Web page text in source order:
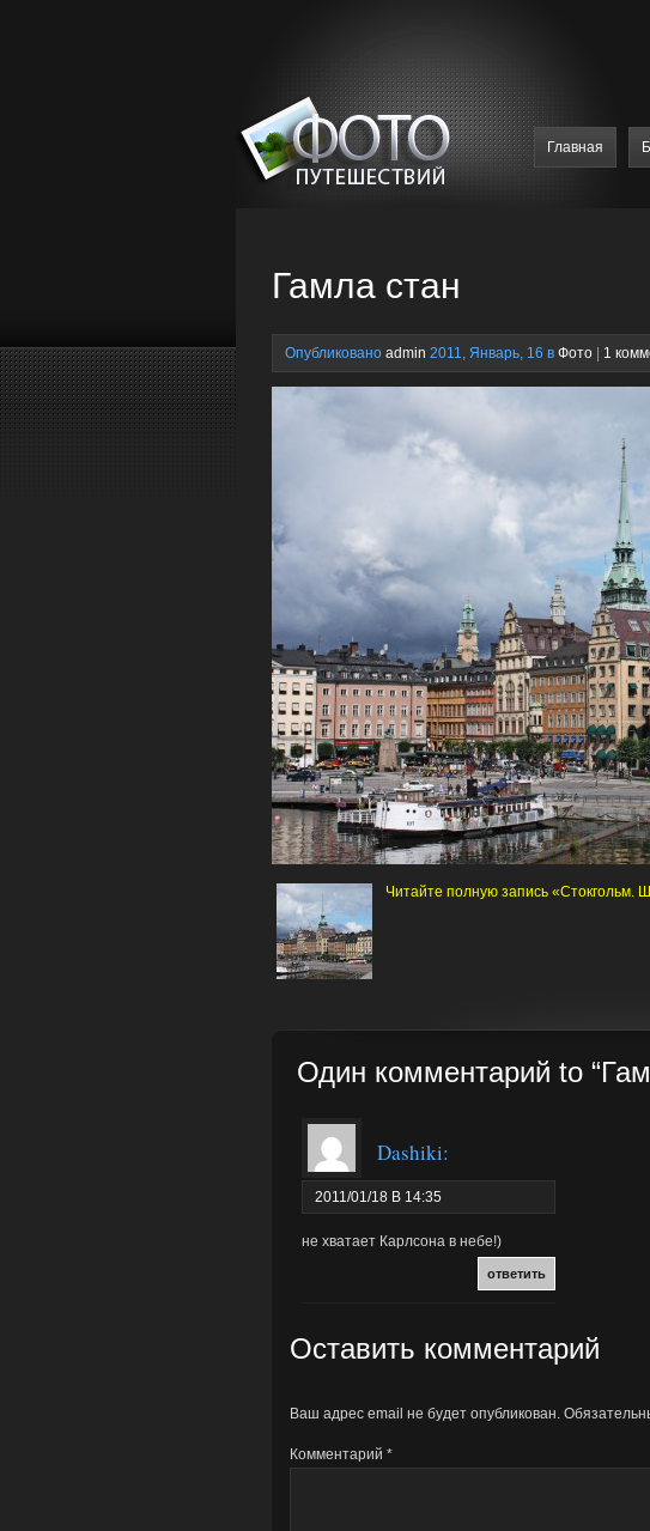
Главная
Гамла стан
Опубликовано admin 2011, Январь, 16 в Фото 1
Читайте полную запись «Стокгольм.
Один комментарий to
Dashiki:
2011/01/18 В 14:35
не хватает Карлсона в небе!)
ответить
Оставить комментарий
Ваш адрес email не будет опубликован.
Комментарий *